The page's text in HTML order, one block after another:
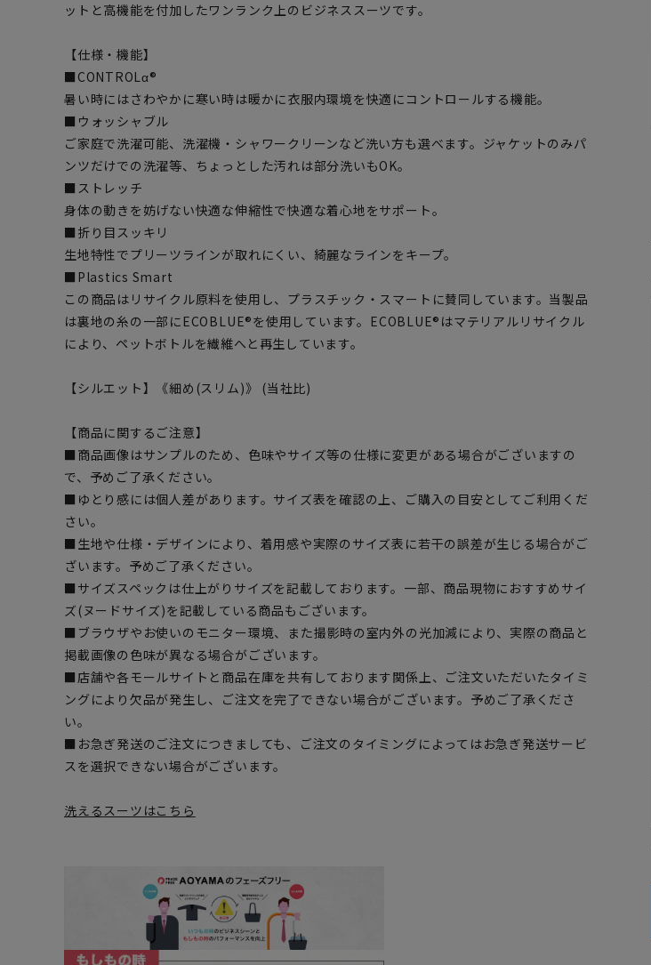
ットと高機能を付加したワンランク上のビジネススーツです。
【仕様・機能】
■CONTROLα®
暑い時にはさわやかに寒い時は暖かに衣服内環境を快適にコントロールする機能。
■ウォッシャブル
ご家庭で洗濯可能、洗濯機・シャワークリーンなど洗い方も選べます。ジャケットのみパ
ンツだけでの洗濯等、ちょっとした汚れは部分洗いもOK。
■ストレッチ
身体の動きを妨げない快適な伸縮性で快適な着心地をサポート。
■折り目スッキリ
生地特性でプリーツラインが取れにくい、綺麗なラインをキープ。
■Plastics Smart
この商品はリサイクル原料を使用し、プラスチック・スマートに賛同しています。当製品
は裏地の糸の一部にECOBLUE®を使用しています。ECOBLUE®はマテリアルリサイクル
により、ペットボトルを繊維へと再生しています。
【シルエット】《細め(スリム)》 (当社比)
【商品に関するご注意】
■商品画像はサンプルのため、色味やサイズ等の仕様に変更がある場合がございますの
で、予めご了承ください。
■ゆとり感には個人差があります。サイズ表を確認の上、ご購入の目安としてご利用くだ
さい。
■生地や仕様・デザインにより、着用感や実際のサイズ表に若干の誤差が生じる場合がご
ざいます。予めご了承ください。
■サイズスペックは仕上がりサイズを記載しております。一部、商品現物におすすめサイ
ズ(ヌードサイズ)を記載している商品もございます。
■ブラウザやお使いのモニター環境、また撮影時の室内外の光加減により、実際の商品と
掲載画像の色味が異なる場合がございます。
■店舗や各モールサイトと商品在庫を共有しております関係上、ご注文いただいたタイミ
ングにより欠品が発生し、ご注文を完了できない場合がございます。予めご了承くださ
い。
■お急ぎ発送のご注文につきましても、ご注文のタイミングによってはお急ぎ発送サービ
スを選択できない場合がございます。
洗えるスーツはこちら